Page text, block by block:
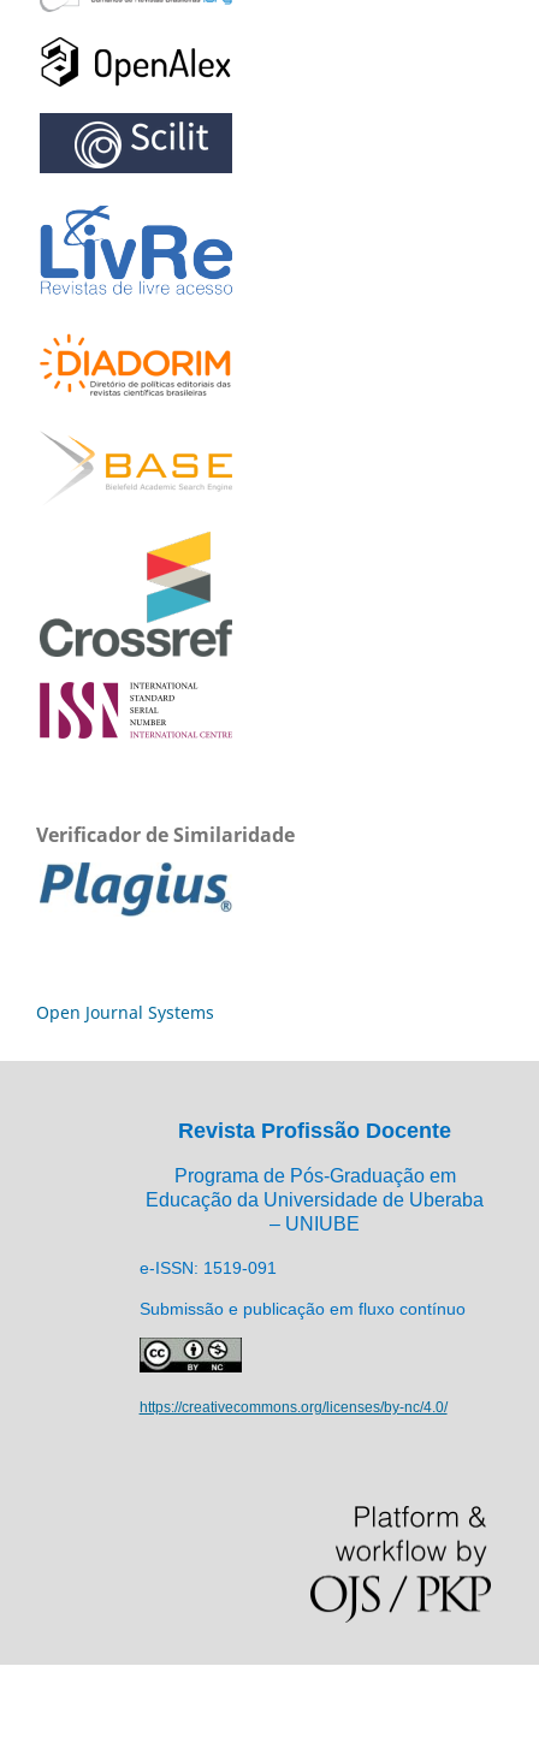
Verificador de Similaridade
Open Journal Systems
Revista Profissão Docente
Programa de Pós-Graduação em
Educação da Universidade de Uberaba
– UNIUBE
e-ISSN: 1519-091
Submissão e publicação em fluxo contínuo
https://creativecommons.org/licenses/by-nc/4.0/